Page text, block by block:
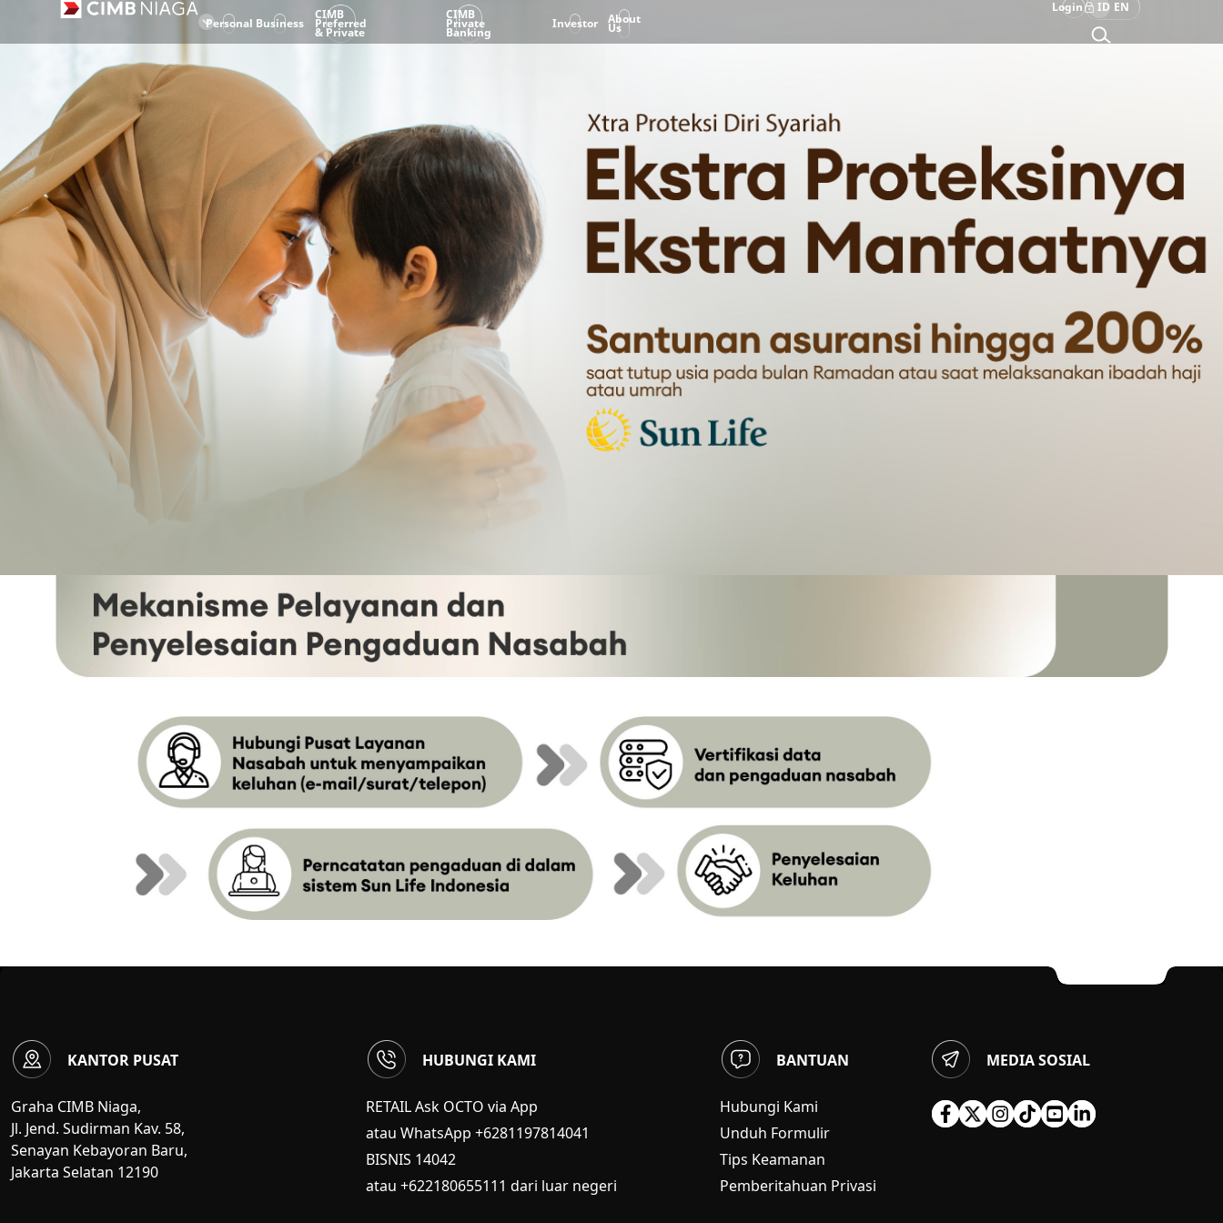
Personal Business
CIMB
Preferred
& Private
CIMB
Private
Banking
Investor About
Us
Login ID EN
KANTOR PUSAT
Graha CIMB Niaga,
Jl. Jend. Sudirman Kav. 58,
Senayan Kebayoran Baru,
Jakarta Selatan 12190
HUBUNGI KAMI
RETAIL Ask OCTO via App
atau WhatsApp +6281197814041
BISNIS 14042
atau +622180655111 dari luar negeri
BANTUAN
Hubungi Kami
Unduh Formulir
Tips Keamanan
Pemberitahuan Privasi
MEDIA SOSIAL